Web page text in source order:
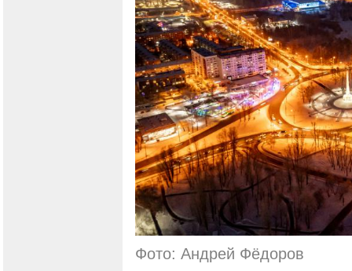
Фото: Андрей Фёдоров